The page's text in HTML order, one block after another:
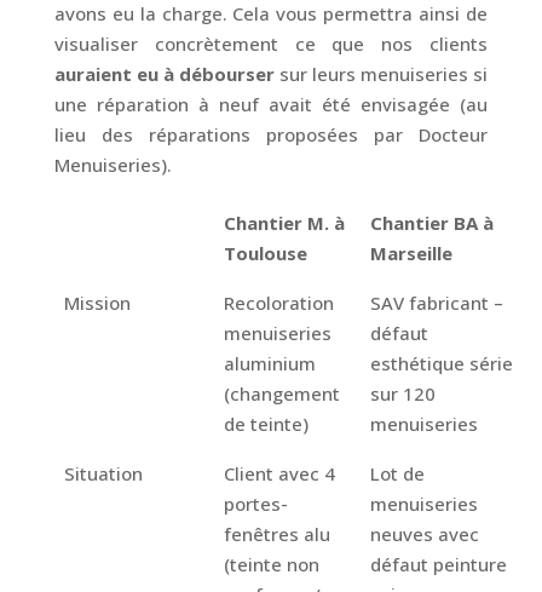
avons eu la charge. Cela vous permettra ainsi de
visualiser concrètement ce que nos clients
auraient eu à déboursersur leurs menuiseries si
une réparation à neuf avait été envisagée (au
lieu des réparations proposées par Docteur
Menuiseries).
Chantier M. à
Toulouse
Chantier BA à
Marseille
Mission
Recoloration
menuiseries
aluminium
(changement
de teinte)
SAV fabricant –
défaut
esthétique série
sur 120
menuiseries
Situation
Client avec 4
portes-
fenêtres alu
(teinte non
Lot de
menuiseries
neuves avec
défaut peinture